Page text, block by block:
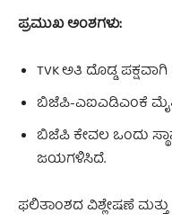
ಪ್ರಮುಖ ಅಂಶಗಳು:
TVK ಅತಿ ದೊಡ್ಡ
ಬಿಜೆಪಿ-ಎಐಎಡಿಎಂಕೆ
ಬಿಜೆಪಿ ಕೇವಲ ಒಂದು
ಜಯಗಳಿಸಿದೆ.
ಫಲಿತಾಂಶದ ವಿಶ್ಲೇಷಣೆ